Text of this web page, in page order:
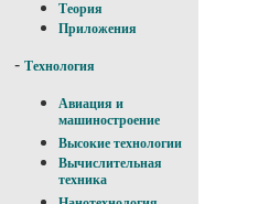
Теория
Приложения
- Технология
Авиация и
машиностроение
Высокие технологии
Вычислительная
техника